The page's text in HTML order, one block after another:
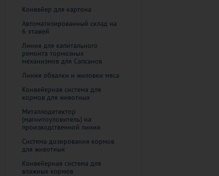
Конвейер для картона
Автоматизированный склад на
6 этажей
Линия для капитального
ремонта тормозных
механизмов для Сапсанов
Линия обвалки и жиловки мяса
Конвейерная система для
кормов для животных
Металлодетектор
(магнитоуловитель) на
производственной линии
Система дозирования кормов
для животных
Конвейерная система для
влажных кормов